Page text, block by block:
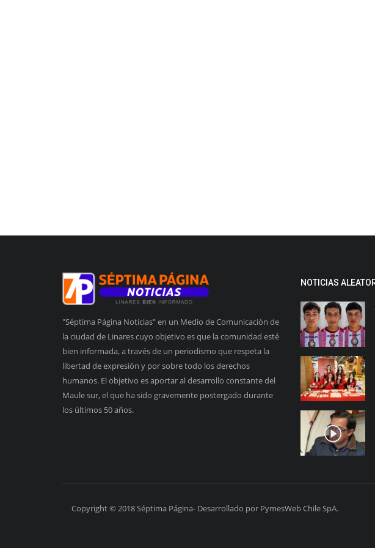
"Séptima Página Noticias" en un Medio de Comunicación de
la ciudad de Linares cuyo objetivo es que la comunidad esté
bien informada, a través de un periodismo que respeta la
libertad de expresión y por sobre todo los derechos
humanos. El objetivo es aportar al desarrollo constante del
Maule sur, el que ha sido gravemente postergado durante
los últimos 50 años.
NOTICIAS
Copyright © 2018 Séptima Página- Desarrollado por PymesWeb Chile SpA.